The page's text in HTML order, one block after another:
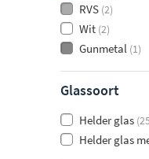
RVS (2)
Wit (2)
Gunmetal (1)
Glassoort
Helder glas
Helder glas